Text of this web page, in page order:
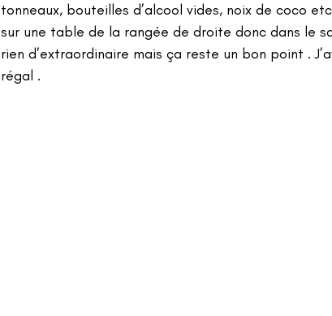
tonneaux, bouteilles d’alcool vides, noix de coco
sur une table de la rangée de droite donc dans le
rien d’extraordinaire mais ça reste un bon point .
régal .